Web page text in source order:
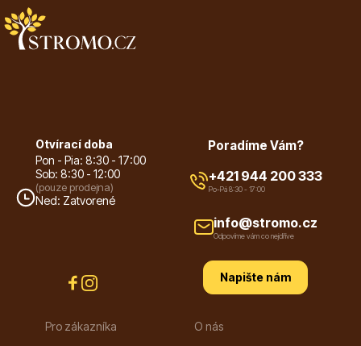
Otvírací doba
Pon - Pia: 8:30 - 17:00
Sob: 8:30 - 12:00
(pouze prodejna)
Ned: Zatvorené
Pro zákazníka O nás
Poradíme Vám?
+421 944 200 333
Po-Pá 8:30 - 17:00
info@stromo.cz
Odpovíme vám co nejdříve
Napište nám